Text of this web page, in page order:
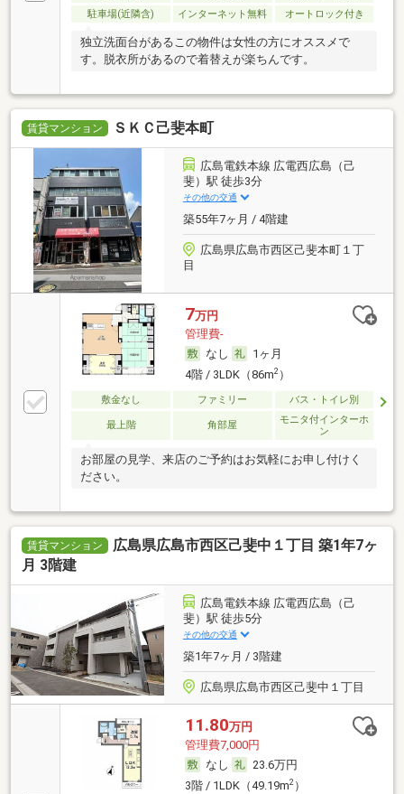
駐車場(近隣含)
インターネット無料 オートロック付き
独立洗面台があるこの物件は女性の方にオススメで
す。脱衣所があるので着替えが楽ちんです。
賃貸マンション ＳＫＣ己斐本町
広島電鉄本線 広電西広島（己
斐）駅 徒歩3分
その他の交通
築55年7ヶ月 / 4階建
広島県広島市西区己斐本町１丁
目
7万円
管理費-
なし
1ヶ月
4階 / 3LDK（86m2）
敷金なし ファミリー バス・トイレ別
最上階 角部屋
モニタ付インターホ
ン
お部屋の見学、来店のご予約はお気軽にお申し付けく
ださい。
賃貸マンション
広島県広島市西区己斐中１丁目 築1年7ヶ
月 3階建
広島電鉄本線 広電西広島（己
斐）駅 徒歩5分
その他の交通
築1年7ヶ月 / 3階建
広島県広島市西区己斐中１丁目
11.80万円
管理費7,000円
なし
23.6万円
3階 / 1LDK（49.19m2）